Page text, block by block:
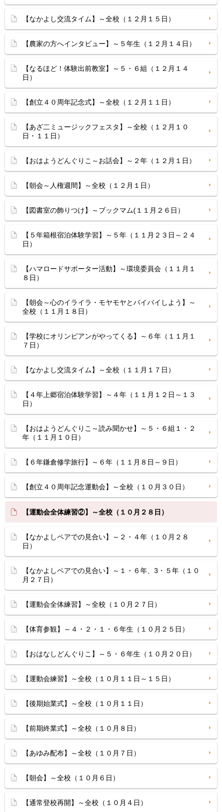
【なかよし交流タイム】～全校（１２月１５日）
【農家の方へインタビュー】～５年生（１２月１４日）
【なるほど！体験出前教室】～５・６組（１２月１４
日）
【創立４０周年記念式】～全校（１２月１１日）
【あざ二ミュージックフェスタ】～全校（１２月１０
日・１１日）
【おはようどんぐりこ～お話会】～２年（１２月１日）
【朝会～人権週間】～全校（１２月１日）
【図書室の飾りつけ】～ブックマム(１１月２６日）
【５年箱根宿泊体験学習】～５年（１１月２３日～２４
日）
【ハマロードサポーター活動】～環境委員会（１１月１
８日）
【朝会～心のイライラ・モヤモヤとバイバイしよう】～
全校（１１月１８日）
【学校にオリンピアンがやってくる】～６年（１１月１
７日）
【なかよし交流タイム】～全校（１１月１７日）
【４年上郷宿泊体験学習】～４年（１１月１２日～１３
日）
【おはようどんぐりこ～読み聞かせ】～５・６組１・２
年（１１月１０日）
【６年鎌倉修学旅行】～６年（１１月８日～９日）
【創立４０周年記念運動会】～全校（１０月３０日）
【運動会全体練習②】～全校（１０月２８日）
【なかよしペアでの見合い】～２・４年（１０月２８
日）
【なかよしペアでの見合い】～１・６年、3・５年（１０
月２７日）
【運動会全体練習】～全校（１０月２７日）
【体育参観】～４・２・１・６年生（１０月２５日）
【おはなしどんぐりこ】～５・６年生（１０月２０日）
【運動会練習】～全校（１０月１１日～１５日）
【後期始業式】～全校（１０月１１日）
【前期終業式】～全校（１０月８日）
【あゆみ配布】～全校（１０月７日）
【朝会】～全校（１０月６日）
【通常登校再開】～全校（１０月４日）